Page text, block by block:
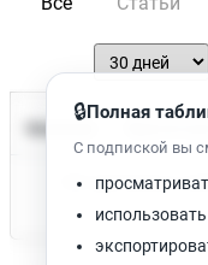
Нет доступных
🔒Полная
С подпиской вы